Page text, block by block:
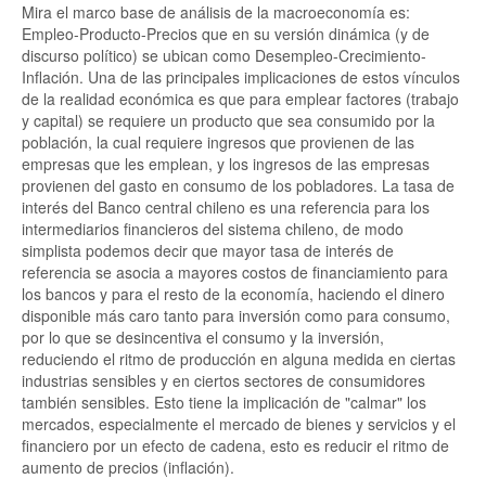
Mira el marco base de análisis de la macroeconomía es:
Empleo-Producto-Precios que en su versión dinámica (y de
discurso político) se ubican como Desempleo-Crecimiento-
Inflación. Una de las principales implicaciones de estos vínculos
de la realidad económica es que para emplear factores (trabajo
y capital) se requiere un producto que sea consumido por la
población, la cual requiere ingresos que provienen de las
empresas que les emplean, y los ingresos de las empresas
provienen del gasto en consumo de los pobladores. La tasa de
interés del Banco central chileno es una referencia para los
intermediarios financieros del sistema chileno, de modo
simplista podemos decir que mayor tasa de interés de
referencia se asocia a mayores costos de financiamiento para
los bancos y para el resto de la economía, haciendo el dinero
disponible más caro tanto para inversión como para consumo,
por lo que se desincentiva el consumo y la inversión,
reduciendo el ritmo de producción en alguna medida en ciertas
industrias sensibles y en ciertos sectores de consumidores
también sensibles. Esto tiene la implicación de "calmar" los
mercados, especialmente el mercado de bienes y servicios y el
financiero por un efecto de cadena, esto es reducir el ritmo de
aumento de precios (inflación).